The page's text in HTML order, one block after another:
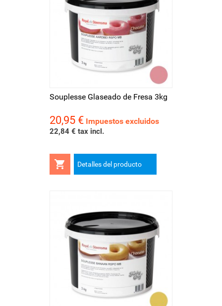
Souplesse Glaseado de Fresa 3kg
Precio
20,95 € Impuestos excluidos
22,84 € tax incl.
 Detalles del producto